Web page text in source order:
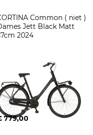
Common ( niet )
Jett Black Matt
2024
779,00